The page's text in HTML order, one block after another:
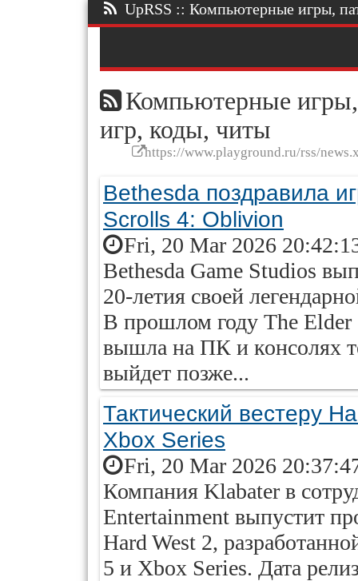
UpRSS :: Компьютерные игры,
Компьютерные
игр, коды, читы
https://www.playground.ru/rss/
Bethesda поздравила
Scrolls 4: Oblivion
Fri, 20 Mar 2026
Bethesda Game Studios
20-летия своей
В прошлом году The
вышла на ПК и консолях
выйдет позже...
Тактический вестерy
Xbox Series
Fri, 20 Mar 2026
Компания Klabater в
Entertainment выпустит
Hard West 2,
5 и Xbox Series. Дата